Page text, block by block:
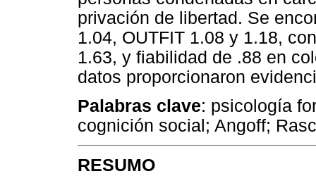
privación de libertad. Se
1.04, OUTFIT 1.08 y 1.18,
1.63, y fiabilidad de .88 en
datos proporcionaron
Palabras clave: psicología
cognición social; Angoff;
RESUMO